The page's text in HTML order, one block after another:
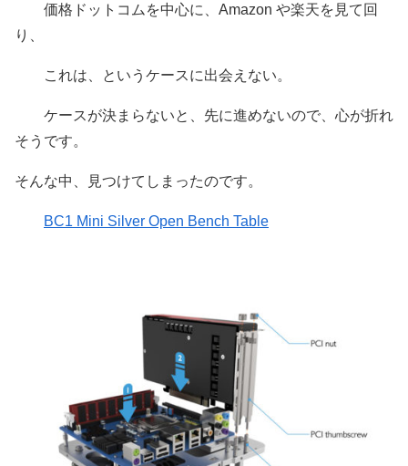
価格ドットコムを中心に、Amazon や楽天を見て回
り、
これは、というケースに出会えない。
ケースが決まらないと、先に進めないので、心が折れ
そうです。
そんな中、見つけてしまったのです。
BC1 Mini Silver Open Bench Table